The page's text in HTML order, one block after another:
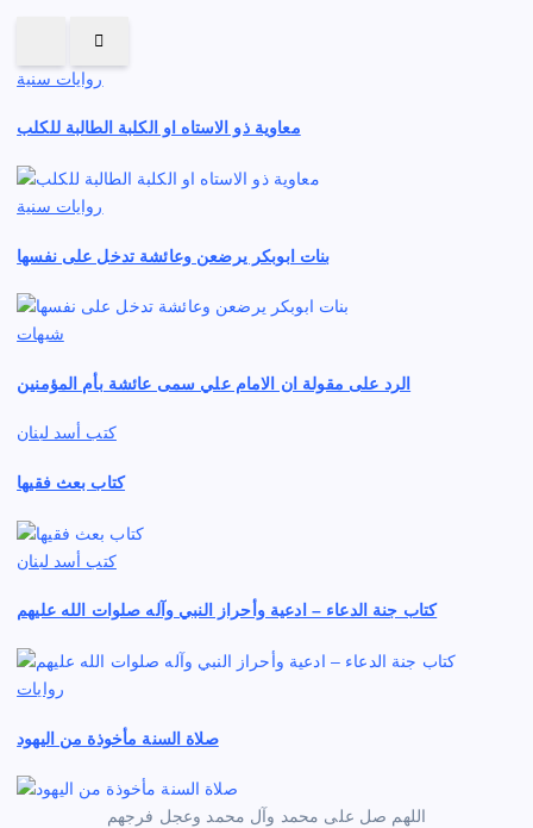
روايات سنية
معاوية ذو الاستاه او الكلبة الطالبة للكلب
روايات سنية
بنات ابوبكر يرضعن وعائشة تدخل على نفسها
شبهات
الرد على مقولة ان الامام علي سمى عائشة بأم المؤمنين
كتب أسد لبنان
كتاب بعث فقيها
كتب أسد لبنان
كتاب جنة الدعاء – ادعية وأحراز النبي وآله صلوات الله عليهم
روايات
صلاة السنة مأخوذة من اليهود
اللهم صل على محمد وآل محمد وعجل فرجهم